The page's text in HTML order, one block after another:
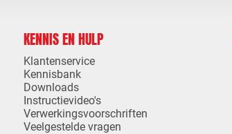
KENNIS EN HULP
Klantenservice
Kennisbank
Downloads
Instructievideo's
Verwerkingsvoorschriften
Veelgestelde vragen